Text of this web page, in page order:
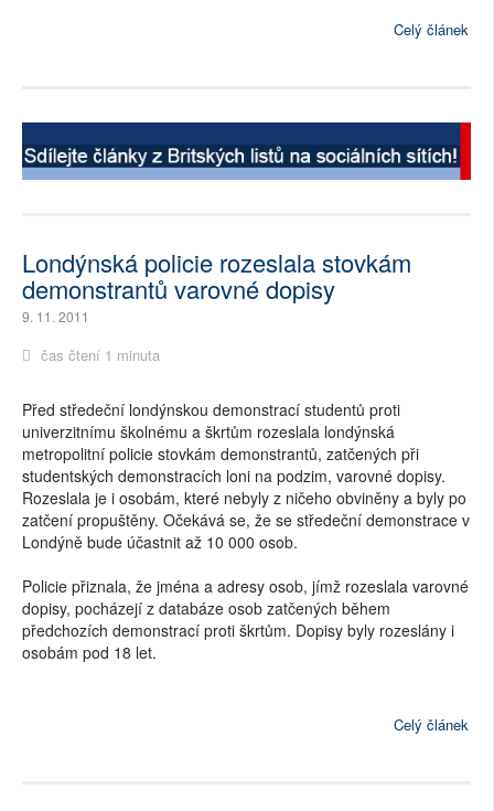
Celý článek
Londýnská policie rozeslala stovkám
demonstrantů varovné dopisy
9. 11. 2011
čas čtení 1 minuta
Před středeční londýnskou demonstrací studentů proti
univerzitnímu školnému a škrtům rozeslala londýnská
metropolitní policie stovkám demonstrantů, zatčených při
studentských demonstracích loni na podzim, varovné dopisy.
Rozeslala je i osobám, které nebyly z ničeho obviněny a byly po
zatčení propuštěny. Očekává se, že se středeční demonstrace v
Londýně bude účastnit až 10 000 osob.
Policie přiznala, že jména a adresy osob, jímž rozeslala varovné
dopisy, pocházejí z databáze osob zatčených během
předchozích demonstrací proti škrtům. Dopisy byly rozeslány i
osobám pod 18 let.
Celý článek